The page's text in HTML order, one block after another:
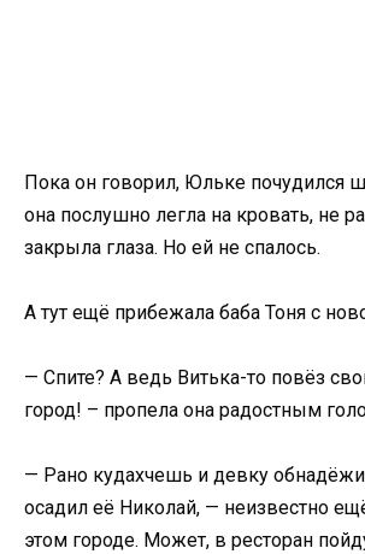
Пока он говорил, Юльке почудился
она послушно легла на кровать, не
закрыла глаза. Но ей не спалось.
А тут ещё прибежала баба Тоня с
— Спите? А ведь Витька-то повёз
город! – пропела она радостным
— Рано кудахчешь и девку
осадил её Николай, — неизвестно
этом городе. Может, в ресторан